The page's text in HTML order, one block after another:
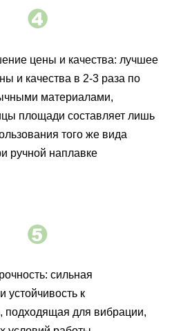

цены и качества: лучшее
и качества в 2-3 раза по
материалами,
площади составляет лишь
того же вида
ручной наплавке

сильная
устойчивость к
подходящая для вибрации,